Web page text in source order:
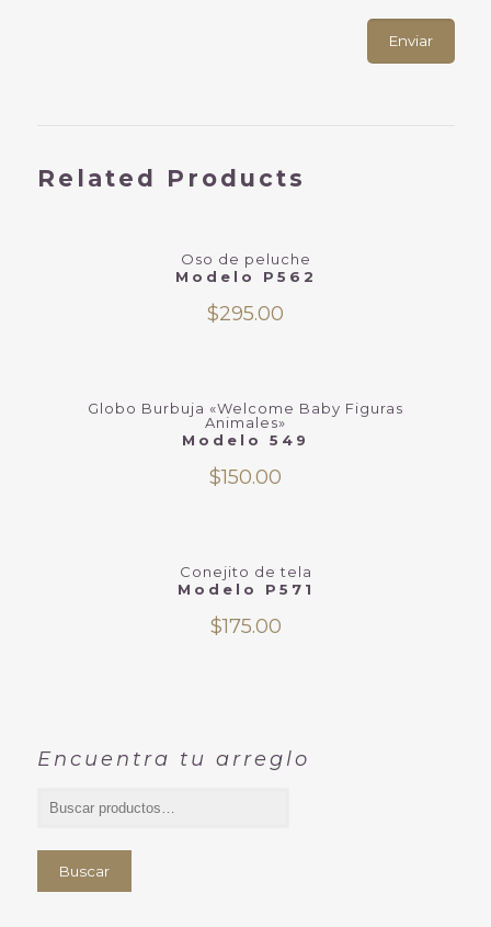
Related Products
Oso de peluche
Modelo P562
$295.00
Globo Burbuja «Welcome Baby Figuras
Animales»
Modelo 549
$150.00
Conejito de tela
Modelo P571
$175.00
Encuentra tu arreglo
Buscar